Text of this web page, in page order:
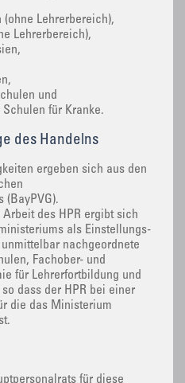
(ohne Lehrerbereich),
Lehrerbereich),
und
für Kranke.
des Handelns
ergeben sich aus den
(BayPVG).
des HPR ergibt sich
als Einstellungs-
nachgeordnete
Fachober- und
für Lehrerfortbildung und
dass der HPR bei einer
die das Ministerium
für diese